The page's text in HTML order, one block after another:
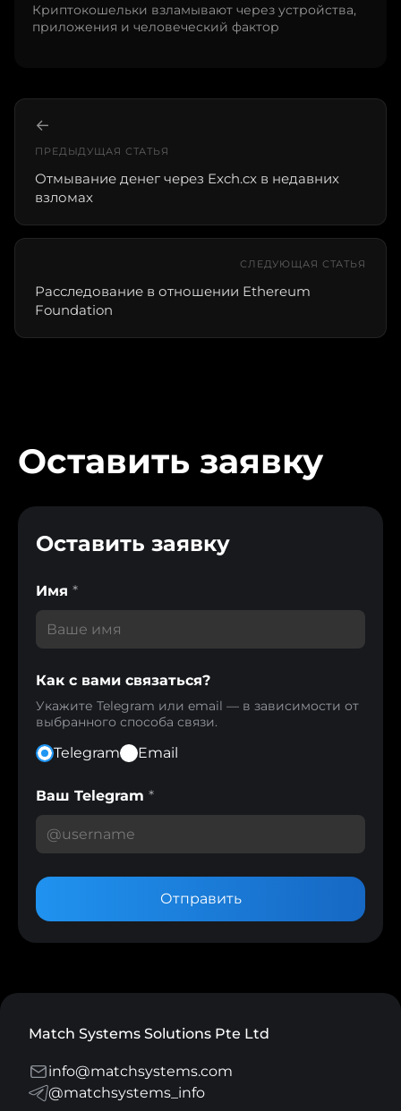
Криптокошельки взламывают через устройства,
приложения и человеческий фактор
←
ПРЕДЫДУЩАЯ СТАТЬЯ
Отмывание денег через Exch.cx в недавних
взломах
СЛЕДУЮЩАЯ СТАТЬЯ
Расследование в отношении Ethereum
Foundation
Оставить заявку
Оставить заявку
Имя *
Как с вами связаться?
Укажите Telegram или email — в зависимости от
выбранного способа связи.
Telegram Email
Ваш Telegram *
Отправить
Match Systems Solutions Pte Ltd
info@matchsystems.com
@matchsystems_info